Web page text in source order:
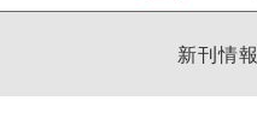
新刊情報